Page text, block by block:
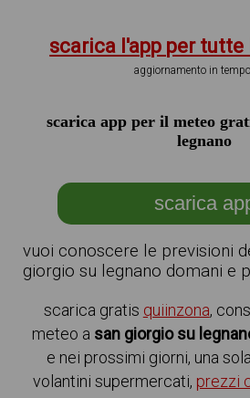
scarica l'app per
aggiornamento in
scarica app per il meteo
legnano
scarica
vuoi conoscere le previsioni
giorgio su legnano domani e
scarica gratis quiinzona,
meteo a san giorgio su
e nei prossimi giorni, una
volantini supermercati, prezzi